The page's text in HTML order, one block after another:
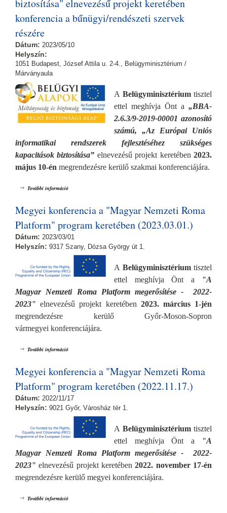
biztosítása" elnevezésű projekt keretében
konferencia a bűnügyi/rendészeti szervek
részére
Dátum: 2023/05/10
Helyszín:
1051 Budapest, József Attila u. 2-4., Belügyminisztérium /
Márványaula
A Belügyminisztérium tisztel
ettel meghívja Önt a „BBA-
2.6.3/9-2019-00001 azonosító
számú, „Az Európai Uniós
informatikai rendszerek fejlesztéséhez szükséges
kapacitások biztosítása” elnevezésű projekt keretében2023.
május 10-én megrendezésre kerülő szakmai konferenciájára.
További információ
részére tartalommal kapcsolatosan
Megyei konferencia a "Magyar Nemzeti Roma
Platform" program keretében (2023.03.01.)
Dátum: 2023/03/01
Helyszín: 9317 Szany, Dózsa György út 1.
A Belügyminisztérium tisztel
ettel meghívja Önt a
"A
Magyar Nemzeti Roma Platform megerősítése - 2022-
2023" elnevezésű projekt keretében 2023. március 1-jén
megrendezésre kerülő Győr-Moson-Sopron
vármegyei konferenciájára.
További információ
Megyei konferencia a "Magyar Nemzeti Roma
Platform" program keretében (2022.11.17.)
Dátum: 2022/11/17
Helyszín: 9021 Győr, Városház tér 1.
A Belügyminisztérium tisztel
ettel meghívja Önt a
"A
Magyar Nemzeti Roma Platform megerősítése - 2022-
2023" elnevezésű projekt keretében2022. november 17-én
megrendezésre kerülő megyei konferenciájára.
További információ